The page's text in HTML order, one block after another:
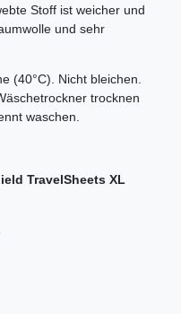
Stoff ist weicher und
und sehr
(40°C). Nicht bleichen.
trocknen
waschen.
TravelSheets XL